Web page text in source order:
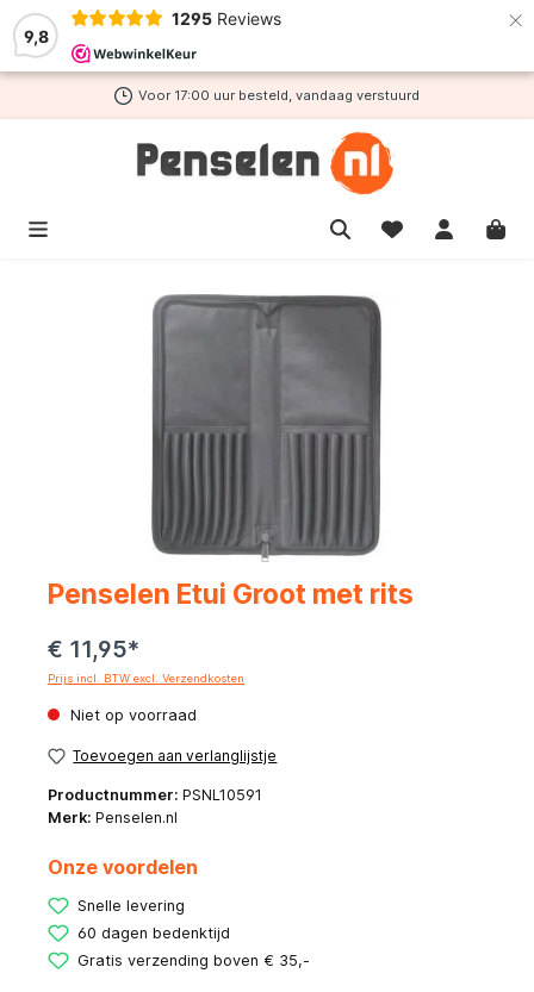
9,8
1295 Reviews ×
hoofdinhoud
Voor 17:00 uur besteld, vandaag verstuurd
Penselen Etui Groot met rits
€ 11,95*
Prijs incl. BTW excl. Verzendkosten
Niet op voorraad
Toevoegen aan verlanglijstje
Productnummer: PSNL10591
Merk: Penselen.nl
Onze voordelen
Snelle levering
60 dagen bedenktijd
Gratis verzending boven € 35,-